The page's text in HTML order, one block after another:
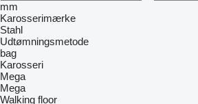
mm
Karosserimærke
Stahl
Udtømningsmetode
bag
Karosseri
Mega
Mega
Walking floor